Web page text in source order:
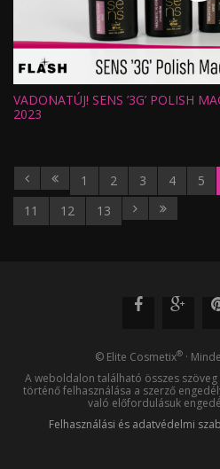
Hossz:
Nézettség:
VADONATÚJ! SENS ’3G’ POLISH
2023
1 2 3 4 5
11
12 13
© Elite Cosmetix®·
A weboldalon található összes
történő felhasználása a szerző
való előfordulásuk
Felhasználási és adatvédelmi